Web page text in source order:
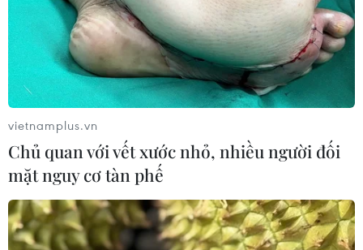
vietnamplus.vn
Chủ quan với vết xước nhỏ, nhiều người đối
mặt nguy cơ tàn phế